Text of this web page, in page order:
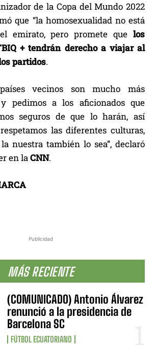
Publicidad
MÁS RECIENTE
(COMUNICADO) Antonio Álvarez
renunció a la presidencia de
Barcelona SC
FÚTBOL ECUATORIANO
de la Copa del Mundo 2022
que “la homosexualidad no está
emirato, pero promete que los
+ tendrán derecho a viajar al
partidos.
vecinos son mucho más
y pedimos a los aficionados que
seguros de que lo harán, así
las diferentes culturas,
nuestra también lo sea”, declaró
en laCNN.